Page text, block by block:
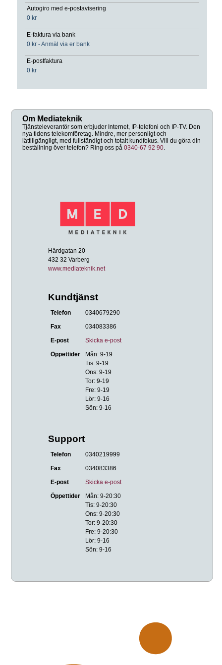
Autogiro med e-postavisering
0 kr
E-faktura via bank
0 kr - Anmäl via er bank
E-postfaktura
0 kr
Om Mediateknik
Tjänsteleverantör som erbjuder Internet, IP-telefoni och IP-TV. Den
nya tidens telekomföretag. Mindre, mer personligt och
lättillgängligt, med fullständigt och totalt kundfokus. Vill du göra din
beställning över telefon? Ring oss på 0340-67 92 90
Härdgatan 20
432 32 Varberg
www.mediateknik.net
Kundtjänst
Telefon
0340679290
Fax
034083386
E-post
Skicka e-post
Öppettider
Mån: 9-19
Tis: 9-19
Ons: 9-19
Tor: 9-19
Fre: 9-19
Lör: 9-16
Sön: 9-16
Support
Telefon
0340219999
Fax
034083386
E-post
Skicka e-post
Öppettider
Mån: 9-20:30
Tis: 9-20:30
Ons: 9-20:30
Tor: 9-20:30
Fre: 9-20:30
Lör: 9-16
Sön: 9-16